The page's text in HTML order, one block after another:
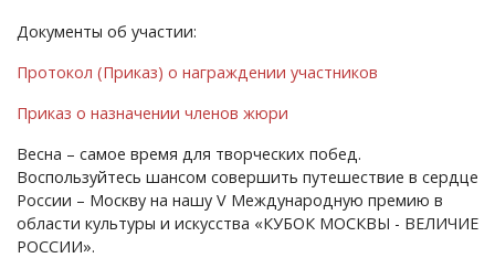
Документы об участии:
Протокол (Приказ) о награждении участников
Приказ о назначении членов жюри
Весна – самое время для творческих побед.
Воспользуйтесь шансом совершить путешествие в сердце
России – Москву на нашу V Международную премию в
области культуры и искусства «КУБОК МОСКВЫ - ВЕЛИЧИЕ
РОССИИ».